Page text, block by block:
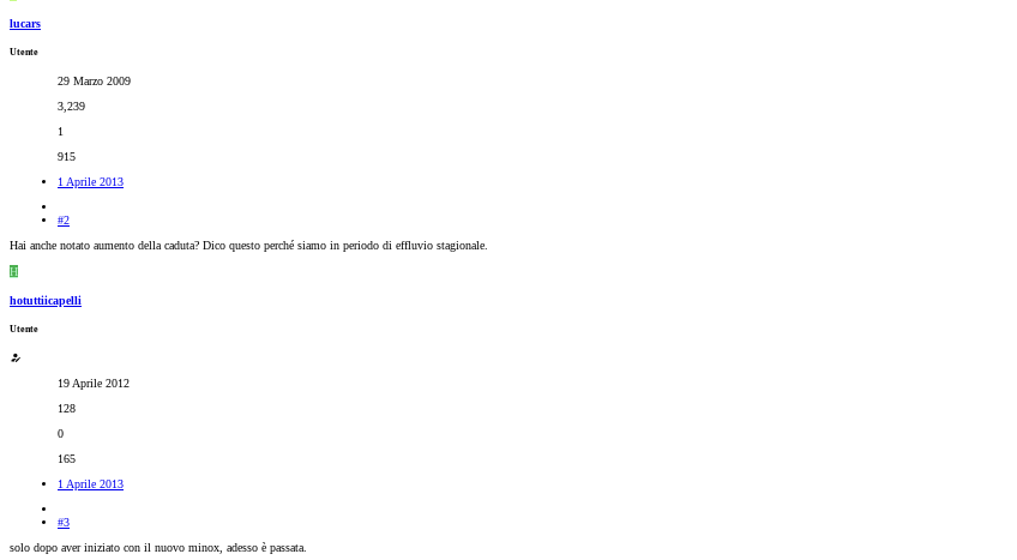
lucars
Utente
29 Marzo 2009
3,239
1
915
1 Aprile 2013
#2
Hai anche notato aumento della caduta? Dico questo perché siamo in periodo di effluvio stagionale.
H
hotuttiicapelli
Utente
19 Aprile 2012
128
0
165
1 Aprile 2013
#3
solo dopo aver iniziato con il nuovo minox, adesso è passata.